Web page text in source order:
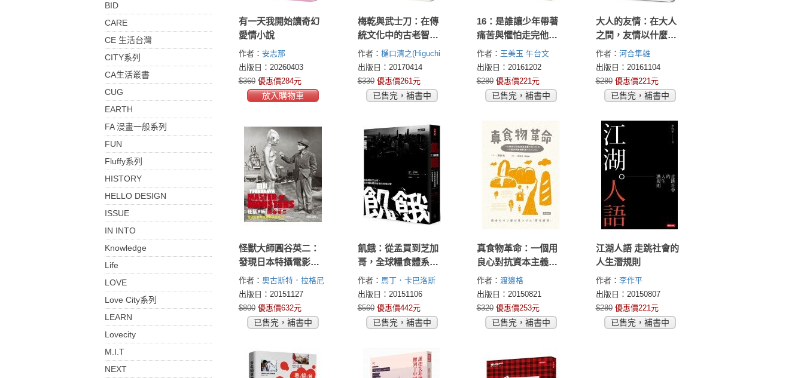
BID
CARE
CE 生活台灣
CITY系列
CA生活叢書
CUG
EARTH
FA 漫畫一般系列
FUN
Fluffy系列
HISTORY
HELLO DESIGN
ISSUE
IN INTO
Knowledge
Life
LOVE
Love City系列
LEARN
Lovecity
M.I.T
NEXT
有一天我開始讀奇幻
愛情小說
作者： 安志那
出版日：20260403
$360 優惠價284元
放入購物車
梅乾與武士刀：在傳
統文化中的古老智
慧，揭開大和民族創
新獨步的關鍵
作者： 樋口清之(Higuchi
Kiyoyuki)
出版日：20170414
$330 優惠價261元
已售完，補書中
16：是誰讓少年帶著
痛苦與懼怕走完他的
人生
作者： 王美玉 午台文
出版日：20161202
$280 優惠價221元
已售完，補書中
大人的友情：在大人
之間，友情以什麼樣
的面貌存在著？
作者： 河合隼雄
出版日：20161104
$280 優惠價221元
已售完，補書中
怪獸大師圓谷英二：
發現日本特攝電影黃
金年代
作者： 奧古斯特．拉格尼
(August Ragone)
出版日：20151127
$800 優惠價632元
已售完，補書中
飢餓：從孟買到芝加
哥，全球糧食體系崩
壞的現場紀實
作者： 馬丁．卡巴洛斯
(Martín Caparrós)
出版日：20151106
$560 優惠價442元
已售完，補書中
真食物革命：一個用
良心對抗資本主義的
麵包師傅，一場與天
然酵母對決的尋味之
旅。
作者： 渡邊格
(WATANABE Itaru)
出版日：20150821
$320 優惠價253元
已售完，補書中
江湖人語 走跳社會的
人生潛規則
作者： 李作平
出版日：20150807
$280 優惠價221元
已售完，補書中